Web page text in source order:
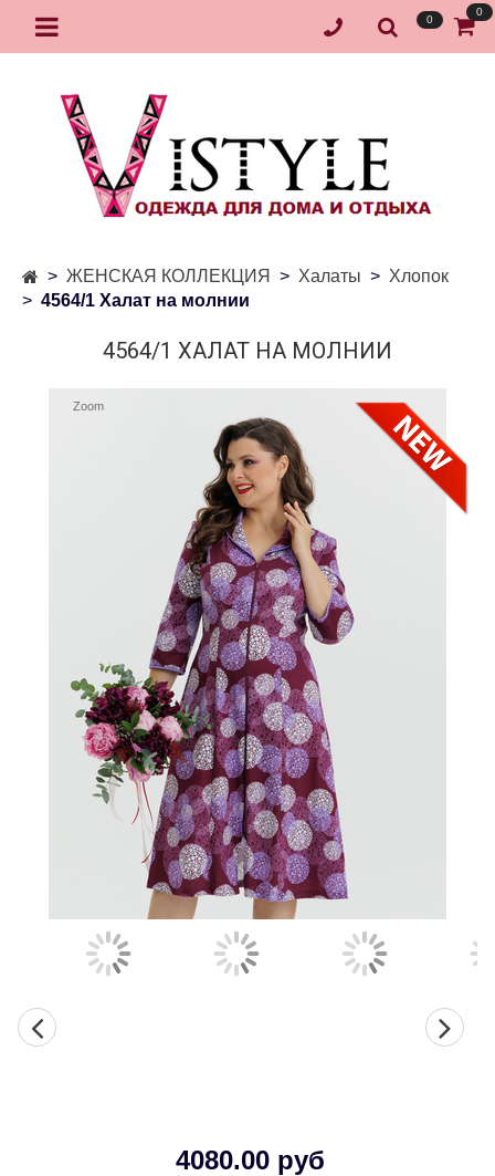
0
0
ЖЕНСКАЯ КОЛЛЕКЦИЯ Халаты
Хлопок
4564/1 Халат на молнии
4564/1 ХАЛАТ НА МОЛНИИ
Zoom
4080.00 руб